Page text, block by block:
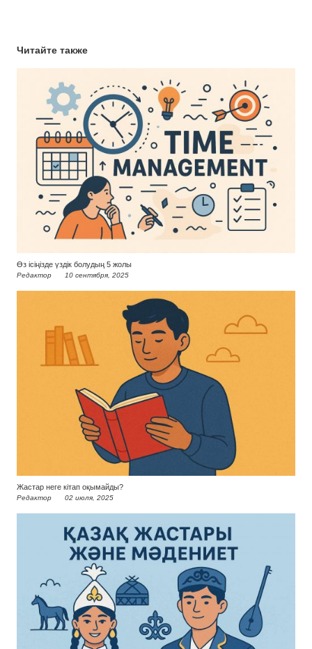
Читайте также
Өз ісіңізде үздік болудың 5 жолы
Редактор 10 сентября, 2025
Жастар неге кітап оқымайды?
Редактор 02 июля, 2025